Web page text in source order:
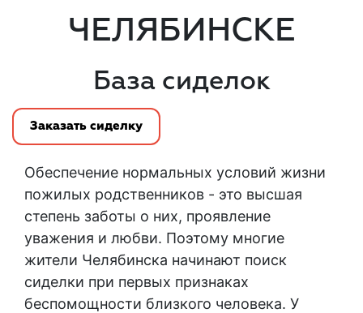
ЧЕЛЯБИНСКЕ
База сиделок
Заказать сиделку
Обеспечение нормальных условий жизни
пожилых родственников - это высшая
степень заботы о них, проявление
уважения и любви. Поэтому многие
жители Челябинска начинают поиск
сиделки при первых признаках
беспомощности близкого человека. У